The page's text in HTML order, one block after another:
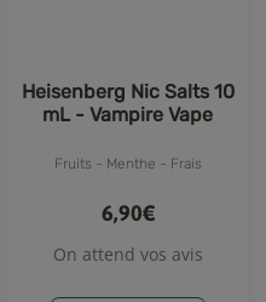
Heisenberg Nic Salts 10
mL - Vampire Vape
Fruits - Menthe - Frais
6,90€
On attend vos avis